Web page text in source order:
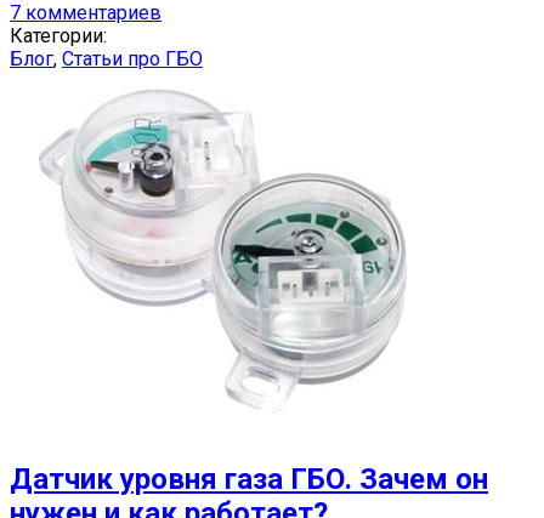
7 комментариев
Категории:
Блог, Статьи про ГБО
Датчик уровня газа ГБО. Зачем он